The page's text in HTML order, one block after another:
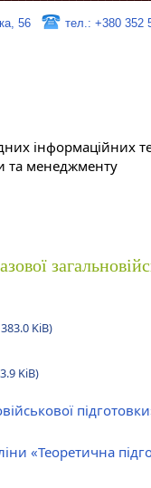
56 тел.: +380 352
інформаційних
та менеджменту
KiB)
KiB)
«Теоретична